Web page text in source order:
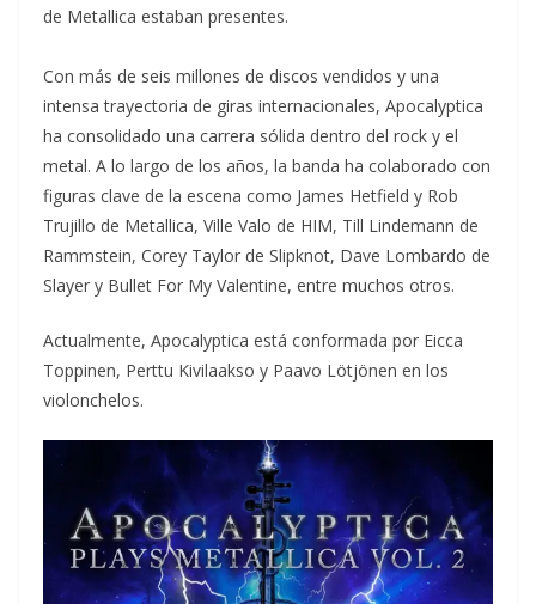
de Metallica estaban presentes.
Con más de seis millones de discos vendidos y una
intensa trayectoria de giras internacionales, Apocalyptica
ha consolidado una carrera sólida dentro del rock y el
metal. A lo largo de los años, la banda ha colaborado con
figuras clave de la escena como James Hetfield y Rob
Trujillo de Metallica, Ville Valo de HIM, Till Lindemann de
Rammstein, Corey Taylor de Slipknot, Dave Lombardo de
Slayer y Bullet For My Valentine, entre muchos otros.
Actualmente, Apocalyptica está conformada por Eicca
Toppinen, Perttu Kivilaakso y Paavo Lötjönen en los
violonchelos.